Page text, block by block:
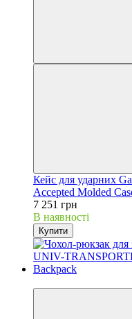
Кейс для ударних
Accepted Molded
7 251 грн
В наявності
Купити